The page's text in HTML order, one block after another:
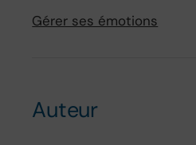
Gérer ses émotions
Auteur